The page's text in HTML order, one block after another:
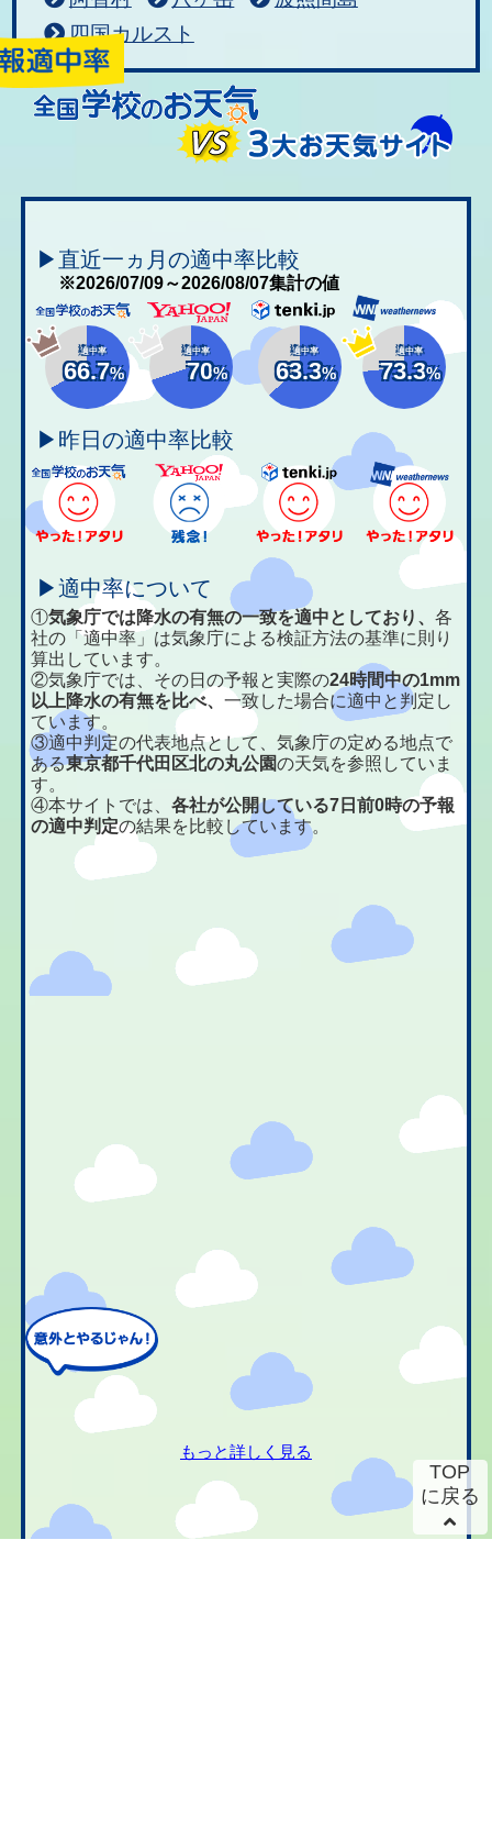
四国カルスト
▶直近一ヵ月の適中率比較
※2026/07/09～2026/08/07集計の値
適中率
66.7%
適中率
70%
適中率
63.3%
適中率
73.3%
▶昨日の適中率比較
▶適中率について
①気象庁では降水の有無の一致を適中としており、各
社の「適中率」は気象庁による検証方法の基準に則り
算出しています。
②気象庁では、その日の予報と実際の24時間中の1mm
以上降水の有無を比べ、一致した場合に適中と判定し
ています。
③適中判定の代表地点として、気象庁の定める地点で
ある東京都千代田区北の丸公園の天気を参照していま
す。
④本サイトでは、各社が公開している7日前0時の予報
の適中判定の結果を比較しています。
もっと詳しく見る
TOP
に戻る